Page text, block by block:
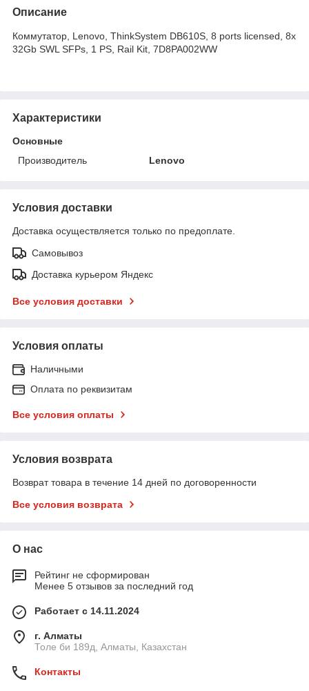
Описание
Коммутатор, Lenovo, ThinkSystem DB610S, 8 ports licensed, 8x
32Gb SWL SFPs, 1 PS, Rail Kit, 7D8PA002WW
Характеристики
Основные
Производитель
Lenovo
Условия доставки
Доставка осуществляется только по предоплате.
Самовывоз
Доставка курьером Яндекс
Все условия доставки
Условия оплаты
Наличными
Оплата по реквизитам
Все условия оплаты
Условия возврата
Возврат товара в течение 14 дней по договоренности
Все условия возврата
О нас
Рейтинг не сформирован
Менее 5 отзывов за последний год
Работает с 14.11.2024
г. Алматы
Толе би 189д, Алматы, Казахстан
Контакты